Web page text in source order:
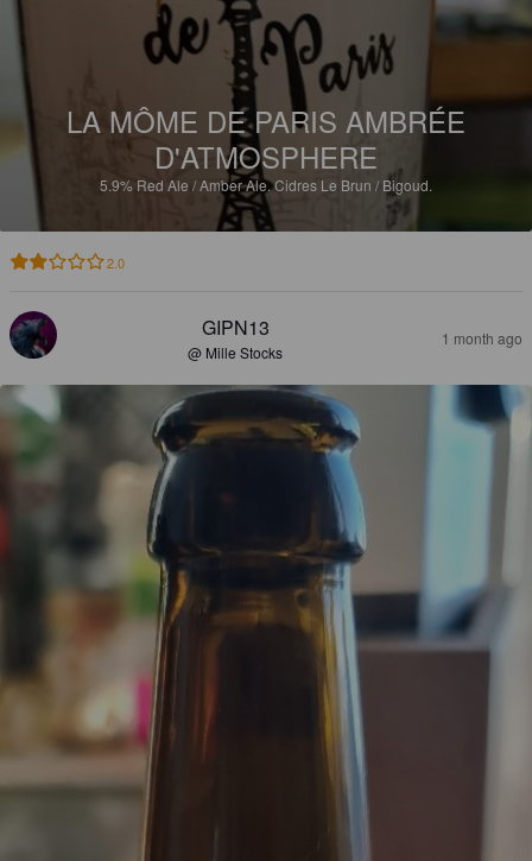
LA MÔME DE PARIS AMBRÉE
D'ATMOSPHERE
5.9% Red Ale / Amber Ale.Cidres Le Brun / Bigoud.
2.0
GIPN13
@ Mille Stocks
1 month ago